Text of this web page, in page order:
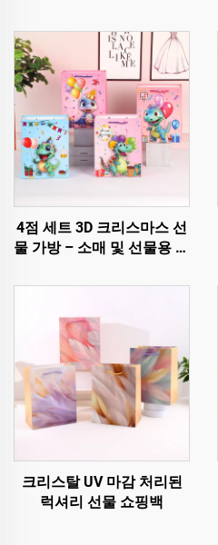
4점 세트 3D 크리스마스 선
물 가방 – 소매 및 선물용 프
크리스탈 UV 마감 처리된
럭셔리 선물 쇼핑백